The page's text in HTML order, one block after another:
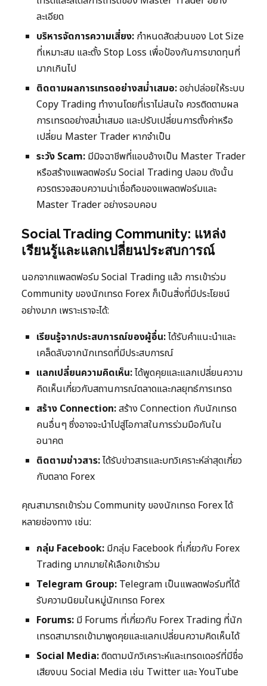
ละเอียด
บริหารจัดการความเสี่ยง: กำหนดสัดส่วนของ Lot Size
ที่เหมาะสม และตั้ง Stop Loss เพื่อป้องกันการขาดทุนที่
มากเกินไป
ติดตามผลการเทรดอย่างสม่ำเสมอ:อย่าปล่อยให้ระบบ
Copy Trading ทำงานโดยที่เราไม่สนใจ ควรติดตามผล
การเทรดอย่างสม่ำเสมอ และปรับเปลี่ยนการตั้งค่าหรือ
เปลี่ยน Master Trader หากจำเป็น
ระวัง Scam: มีมิจฉาชีพที่แอบอ้างเป็น Master Trader
หรือสร้างแพลตฟอร์ม Social Trading ปลอม ดังนั้น
ควรตรวจสอบความน่าเชื่อถือของแพลตฟอร์มและ
Master Trader อย่างรอบคอบ
Social Trading Community: แหล่ง
เรียนรู้และแลกเปลี่ยนประสบการณ์
นอกจากแพลตฟอร์ม Social Trading แล้ว การเข้าร่วม
Community ของนักเทรด Forex ก็เป็นสิ่งที่มีประโยชน์
อย่างมาก เพราะเราจะได้:
เรียนรู้จากประสบการณ์ของผู้อื่น:ได้รับคำแนะนำและ
เคล็ดลับจากนักเทรดที่มีประสบการณ์
แลกเปลี่ยนความคิดเห็น:ได้พูดคุยและแลกเปลี่ยนความ
คิดเห็นเกี่ยวกับสถานการณ์ตลาดและกลยุทธ์การเทรด
สร้าง Connection:สร้าง Connection กับนักเทรด
คนอื่นๆ ซึ่งอาจจะนำไปสู่โอกาสในการร่วมมือกันใน
อนาคต
ติดตามข่าวสาร:ได้รับข่าวสารและบทวิเคราะห์ล่าสุดเกี่ยว
กับตลาด Forex
คุณสามารถเข้าร่วม Community ของนักเทรด Forex ได้
หลายช่องทาง เช่น:
กลุ่ม Facebook: มีกลุ่ม Facebook ที่เกี่ยวกับ Forex
Trading มากมายให้เลือกเข้าร่วม
Telegram Group: Telegram เป็นแพลตฟอร์มที่ได้
รับความนิยมในหมู่นักเทรด Forex
Forums: มี Forums ที่เกี่ยวกับ Forex Trading ที่นัก
เทรดสามารถเข้ามาพูดคุยและแลกเปลี่ยนความคิดเห็นได้
Social Media:ติดตามนักวิเคราะห์และเทรดเดอร์ที่มีชื่อ
เสียงบน Social Media เช่น Twitter และ YouTube